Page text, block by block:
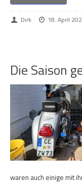
Dirk 18. April
Die Saison
waren auch einige mit